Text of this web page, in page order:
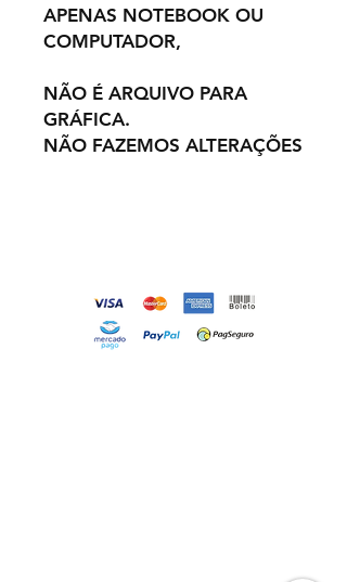
APENAS NOTEBOOK OU
COMPUTADOR,
NÃO É ARQUIVO PARA
GRÁFICA.
NÃO FAZEMOS ALTERAÇÕES